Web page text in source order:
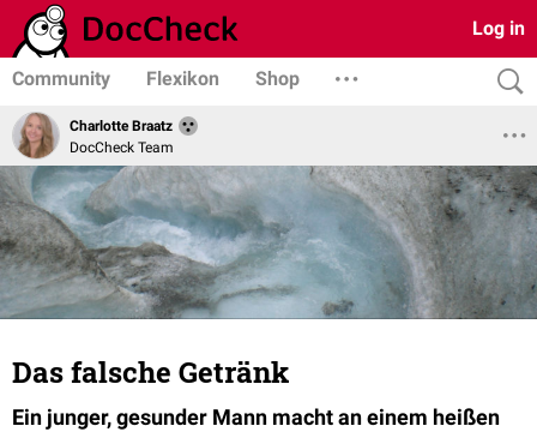
Log in
Community Flexikon Shop
Charlotte Braatz
DocCheck Team
Das falsche Getränk
Ein junger, gesunder Mann macht an einem heißen